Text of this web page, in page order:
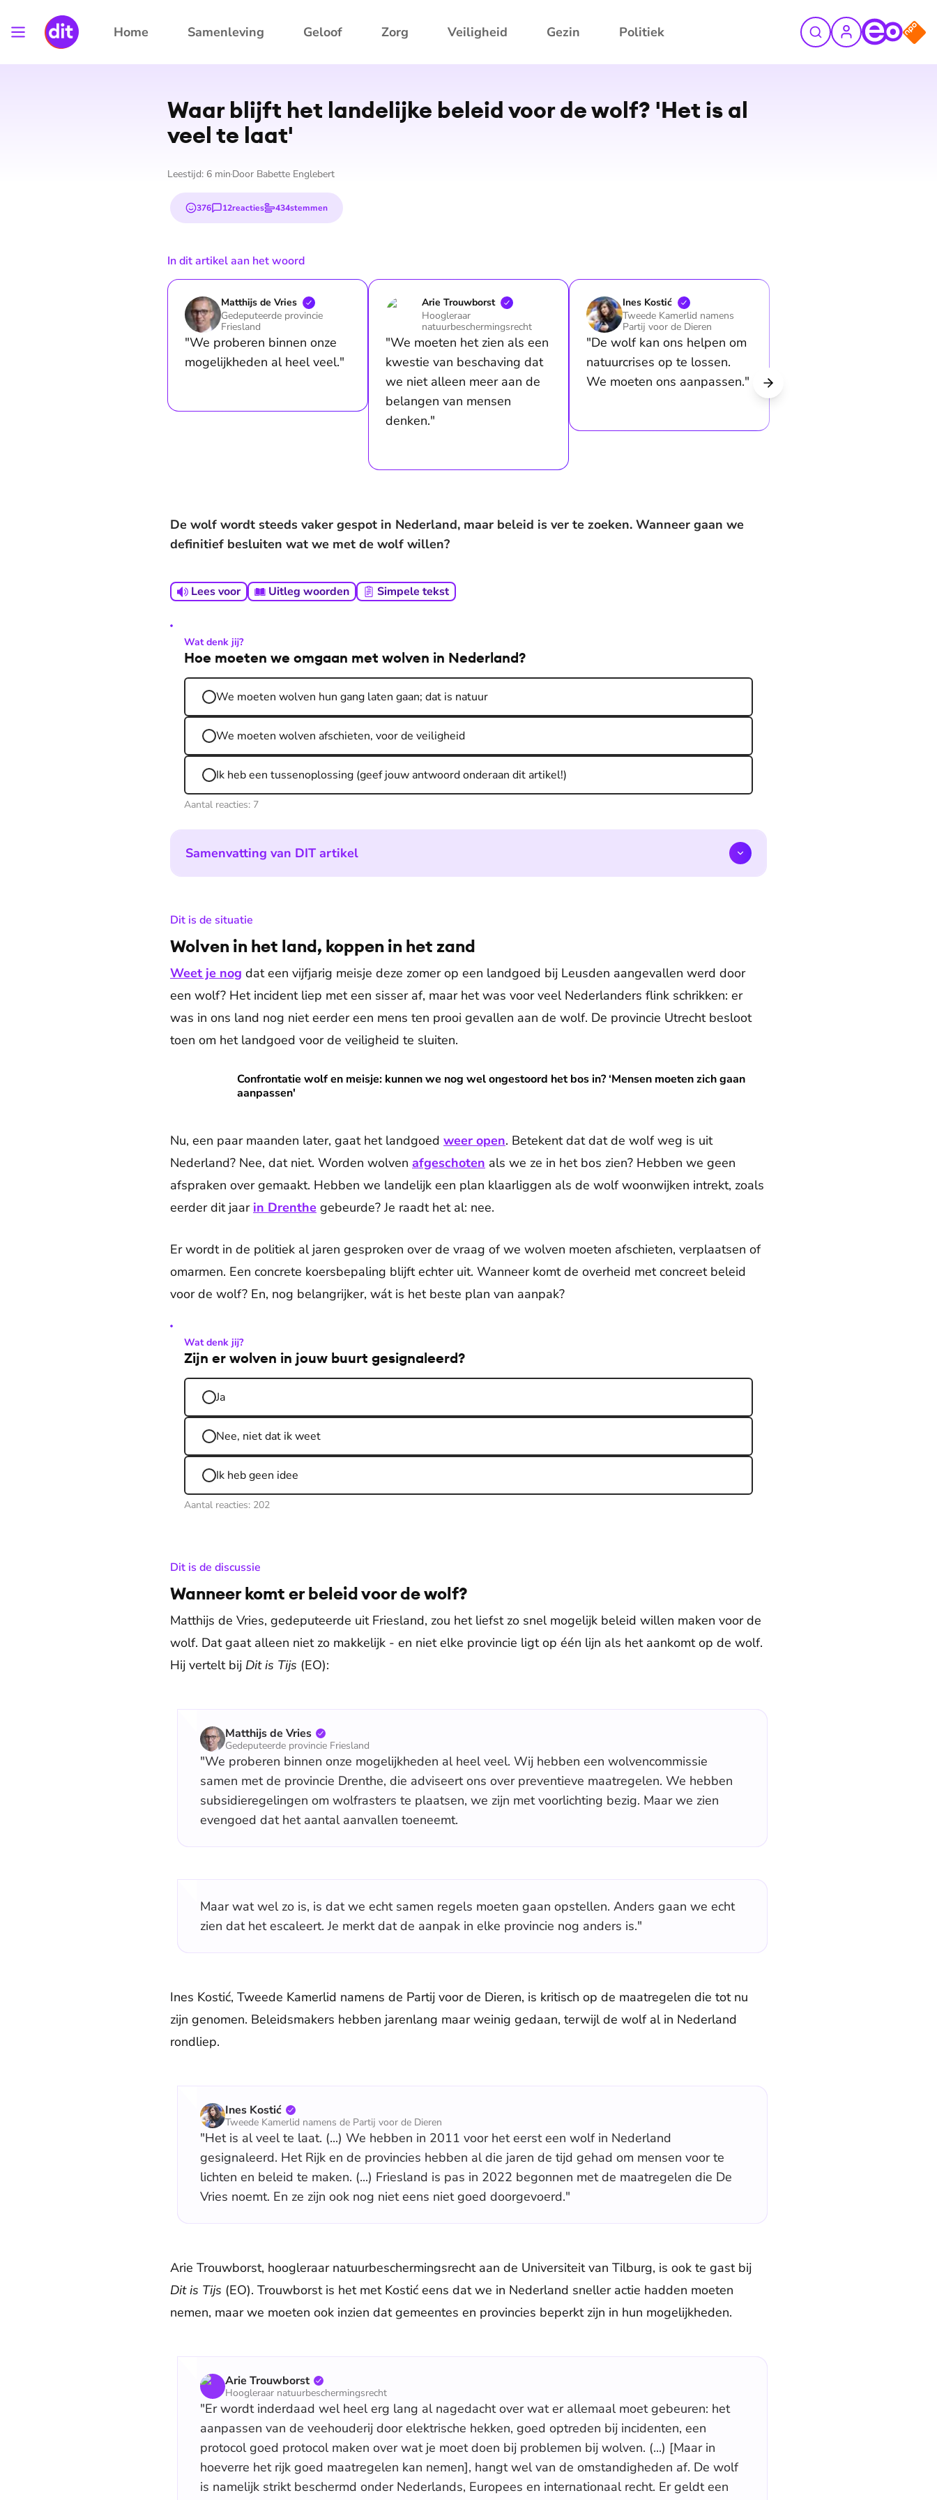
Home Samenleving Geloof Zorg Veiligheid Gezin Politiek
Waar blijft het landelijke beleid voor de wolf? 'Het is al
veel te laat'
Leestijd: 6 min Door Babette Englebert
376
emojis12reacties 434stemmen
In dit artikel aan het woord
Matthijs de Vries
Gedeputeerde provincie
Friesland
"We proberen binnen onze
mogelijkheden al heel veel."
Arie Trouwborst
Hoogleraar
natuurbeschermingsrecht
"We moeten het zien als een
kwestie van beschaving dat
we niet alleen meer aan de
belangen van mensen
denken."
Ines Kostić
Tweede Kamerlid namens
Partij voor de Dieren
"De wolf kan ons helpen om
natuurcrises op te lossen.
We moeten ons aanpassen."
De wolf wordt steeds vaker gespot in Nederland, maar beleid is ver te zoeken. Wanneer gaan we
definitief besluiten wat we met de wolf willen?
Lees voor Uitleg woorden Simpele tekst
Wat denk jij?
Hoe moeten we omgaan met wolven in Nederland?
We moeten wolven hun gang laten gaan; dat is natuur
We moeten wolven afschieten, voor de veiligheid
Ik heb een tussenoplossing (geef jouw antwoord onderaan dit artikel!)
Aantal reacties: 7
Samenvatting van DIT artikel
Dit is de situatie
Wolven in het land, koppen in het zand
Weet je nog dat een vijfjarig meisje deze zomer op een landgoed bij Leusden aangevallen werd door
een wolf? Het incident liep met een sisser af, maar het was voor veel Nederlanders flink schrikken: er
was in ons land nog niet eerder een mens ten prooi gevallen aan de wolf. De provincie Utrecht besloot
toen om het landgoed voor de veiligheid te sluiten.
Confrontatie wolf en meisje: kunnen we nog wel ongestoord het bos in? ‘Mensen moeten zich gaan
aanpassen'
Confrontatie wolf en meisje: kunnen we nog wel ongestoord het bos in? ‘Mensen moeten zich gaan aanpassen'
Nu, een paar maanden later, gaat het landgoed weer open. Betekent dat dat de wolf weg is uit
Nederland? Nee, dat niet. Worden wolven afgeschoten als we ze in het bos zien? Hebben we geen
afspraken over gemaakt. Hebben we landelijk een plan klaarliggen als de wolf woonwijken intrekt, zoals
eerder dit jaar in Drenthe gebeurde? Je raadt het al: nee.
Er wordt in de politiek al jaren gesproken over de vraag of we wolven moeten afschieten, verplaatsen of
omarmen. Een concrete koersbepaling blijft echter uit. Wanneer komt de overheid met concreet beleid
voor de wolf? En, nog belangrijker, wát is het beste plan van aanpak?
Wat denk jij?
Zijn er wolven in jouw buurt gesignaleerd?
Ja
Nee, niet dat ik weet
Ik heb geen idee
Aantal reacties: 202
Dit is de discussie
Wanneer komt er beleid voor de wolf?
Matthijs de Vries, gedeputeerde uit Friesland, zou het liefst zo snel mogelijk beleid willen maken voor de
wolf. Dat gaat alleen niet zo makkelijk - en niet elke provincie ligt op één lijn als het aankomt op de wolf.
Hij vertelt bij Dit is Tijs (EO):
Matthijs de Vries
Gedeputeerde provincie Friesland
"We proberen binnen onze mogelijkheden al heel veel. Wij hebben een wolvencommissie
samen met de provincie Drenthe, die adviseert ons over preventieve maatregelen. We hebben
subsidieregelingen om wolfrasters te plaatsen, we zijn met voorlichting bezig. Maar we zien
evengoed dat het aantal aanvallen toeneemt.
Maar wat wel zo is, is dat we echt samen regels moeten gaan opstellen. Anders gaan we echt
zien dat het escaleert. Je merkt dat de aanpak in elke provincie nog anders is."
Ines Kostić, Tweede Kamerlid namens de Partij voor de Dieren, is kritisch op de maatregelen die tot nu
zijn genomen. Beleidsmakers hebben jarenlang maar weinig gedaan, terwijl de wolf al in Nederland
rondliep.
Ines Kostić
Tweede Kamerlid namens de Partij voor de Dieren
"Het is al veel te laat. (...) We hebben in 2011 voor het eerst een wolf in Nederland
gesignaleerd. Het Rijk en de provincies hebben al die jaren de tijd gehad om mensen voor te
lichten en beleid te maken. (...) Friesland is pas in 2022 begonnen met de maatregelen die De
Vries noemt. En ze zijn ook nog niet eens niet goed doorgevoerd."
Arie Trouwborst, hoogleraar natuurbeschermingsrecht aan de Universiteit van Tilburg, is ook te gast bij
Dit is Tijs (EO). Trouwborst is het met Kostić eens dat we in Nederland sneller actie hadden moeten
nemen, maar we moeten ook inzien dat gemeentes en provincies beperkt zijn in hun mogelijkheden.
Arie Trouwborst
Hoogleraar natuurbeschermingsrecht
"Er wordt inderdaad wel heel erg lang al nagedacht over wat er allemaal moet gebeuren: het
aanpassen van de veehouderij door elektrische hekken, goed optreden bij incidenten, een
protocol goed protocol maken over wat je moet doen bij problemen bij wolven. (...) [Maar in
hoeverre het rijk goed maatregelen kan nemen], hangt wel van de omstandigheden af. De wolf
is namelijk strikt beschermd onder Nederlands, Europees en internationaal recht. Er geldt een